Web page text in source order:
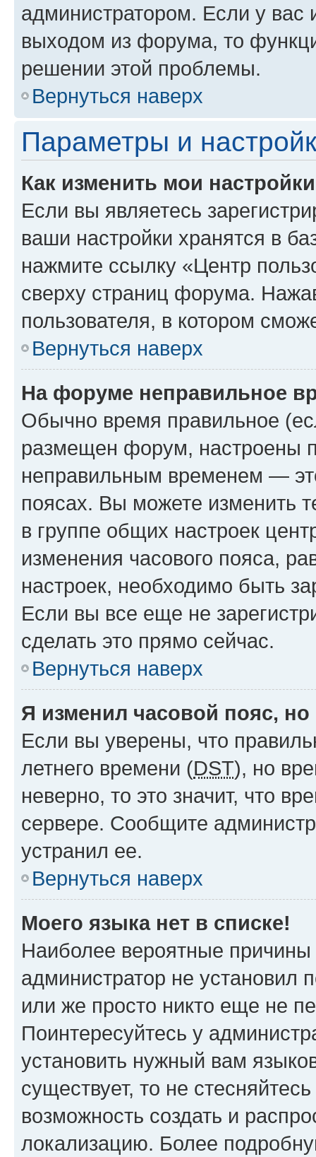
администратором. Если у
выходом из форума, то
решении этой проблемы.
Вернуться наверх
Параметры и
Как изменить мои
Если вы являетесь
ваши настройки хранятся в
нажмите ссылку «Центр
сверху страниц форума.
пользователя, в котором
Вернуться наверх
На форуме неправильное
Обычно время правильное
размещен форум, настроены
неправильным временем —
поясах. Вы можете изменить
в группе общих настроек
изменения часового пояса,
настроек, необходимо быть
Если вы все еще не
сделать это прямо сейчас.
Вернуться наверх
Я изменил часовой пояс,
Если вы уверены, что
летнего времени (DST), но
неверно, то это значит, что
сервере. Сообщите
устранил ее.
Вернуться наверх
Моего языка нет в списке!
Наиболее вероятные причины
администратор не установил
или же просто никто еще не
Поинтересуйтесь у
установить нужный вам
существует, то не
возможность создать и
локализацию. Более